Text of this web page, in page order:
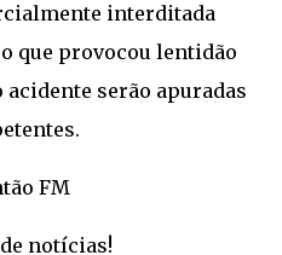
interditada
que provocou lentidão
acidente serão apuradas
FM
notícias!